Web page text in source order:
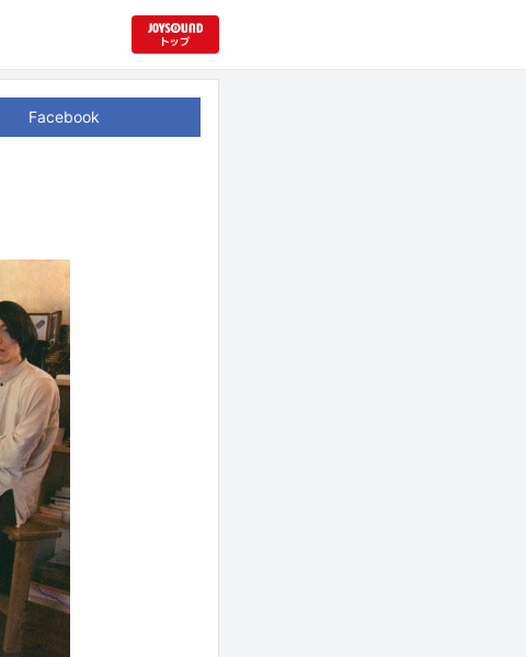
Facebook